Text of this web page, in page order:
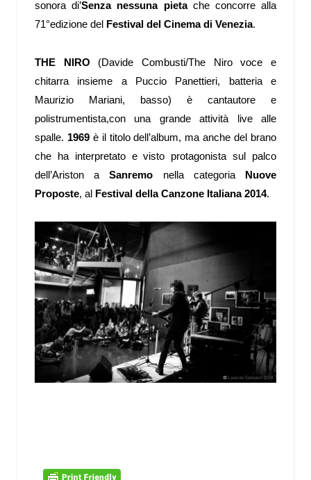
sonora di’Senza nessuna pietache concorre alla
71°edizione del Festival del Cinema di Venezia.
THE NIRO (Davide Combusti/The Niro voce e
chitarra insieme a Puccio Panettieri, batteria e
Maurizio Mariani, basso) è cantautore e
polistrumentista,con una grande attività live alle
spalle. 1969è il titolo dell’album, ma anche del brano
che ha interpretato e visto protagonista sul palco
dell’Ariston aSanremo nella categoriaNuove
Proposte, al Festival della Canzone Italiana 2014.